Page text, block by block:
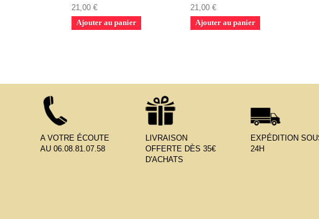
21,00 €
Ajouter au panier
21,00 €
Ajouter au panier
A VOTRE ÉCOUTE
AU 06.08.81.07.58
LIVRAISON
OFFERTE DÈS 35€
D'ACHATS
EXPÉDITION
24H